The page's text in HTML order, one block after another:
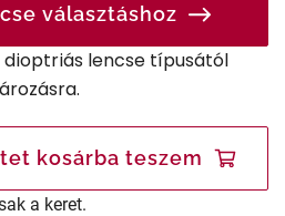
választáshoz
lencse típusától
kosárba teszem
a keret.